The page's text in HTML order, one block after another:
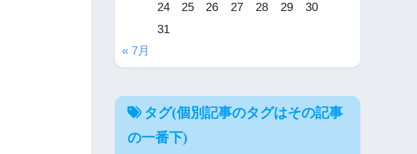
24
25 26 27 28 29
30
31
« 7月
タグ(個別記事のタグはその記事
の一番下)